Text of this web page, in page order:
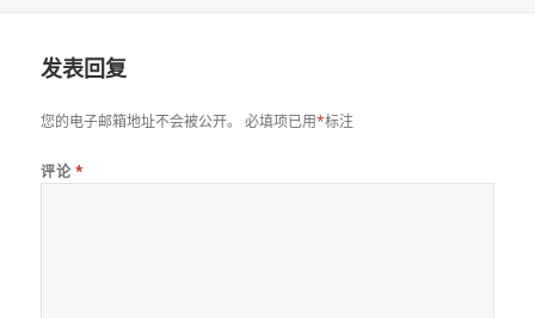
发表回复
您的电子邮箱地址不会被公开。 必填项已用*标注
评论 *